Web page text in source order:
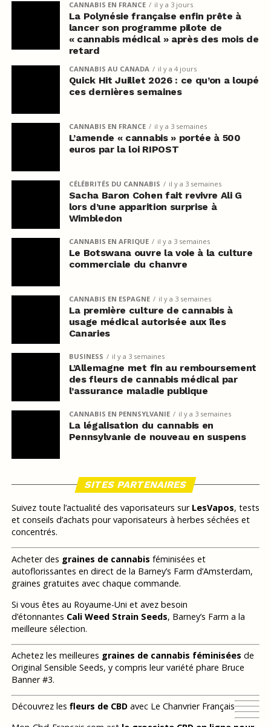
CANNABIS EN FRANCE il y a 3 jours
La Polynésie française enfin prête à
lancer son programme pilote de
« cannabis médical » après des mois de
retard
CANNABIS AU CANADA il y a 4 jours
Quick Hit Juillet 2026 : ce qu’on a loupé
ces dernières semaines
CANNABIS EN FRANCE il y a 3 semaines
L’amende « cannabis » portée à 500
euros par la loi RIPOST
CÉLÉBRITÉS DU CANNABIS il y a 3 semaines
Sacha Baron Cohen fait revivre Ali G
lors d’une apparition surprise à
Wimbledon
CANNABIS EN AFRIQUE il y a 3 semaines
Le Botswana ouvre la voie à la culture
commerciale du chanvre
CANNABIS EN ESPAGNE il y a 3 semaines
La première culture de cannabis à
usage médical autorisée aux îles
Canaries
BUSINESS il y a 3 semaines
L’Allemagne met fin au remboursement
des fleurs de cannabis médical par
l’assurance maladie publique
CANNABIS EN PENNSYLVANIE il y a 3 semaines
La légalisation du cannabis en
Pennsylvanie de nouveau en suspens
SITES PARTENAIRES
Suivez toute l’actualité des vaporisateurs sur LesVapos, tests
et conseils d’achats pour vaporisateurs à herbes séchées et
concentrés.
Acheter des graines de cannabis féminisées et
autoflorissantes en direct de la Barney’s Farm d’Amsterdam,
graines gratuites avec chaque commande.
Si vous êtes au Royaume-Uni et avez besoin
d’étonnantes Cali Weed Strain Seeds, Barney’s Farm a la
meilleure sélection.
Achetez les meilleures graines de cannabis féminisées de
Original Sensible Seeds, y compris leur variété phare Bruce
Banner #3.
Découvrez les fleurs de CBDavec Le Chanvrier Français